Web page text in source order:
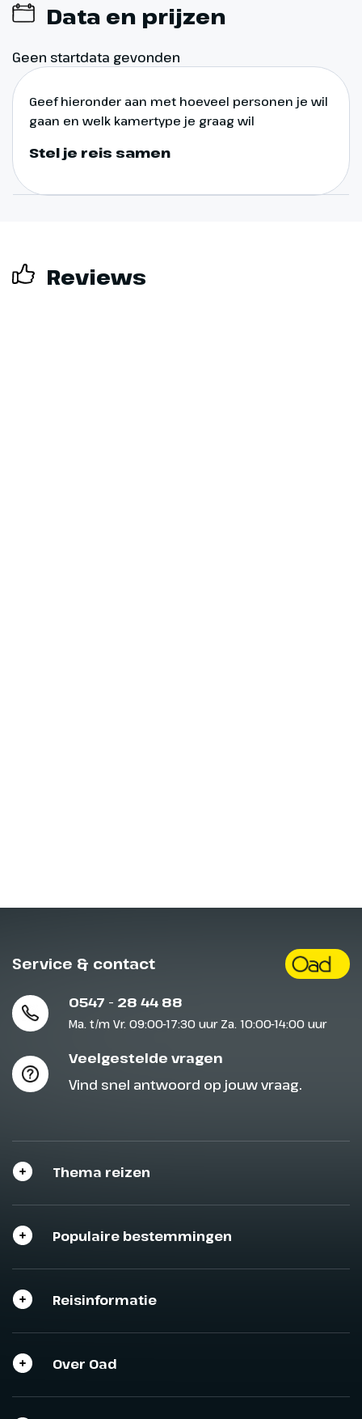
met de 1000 gezichten is helaas
alweer ten einde. Op eigen
gelegenheid ga je naar de
luchthaven voor de vlucht terug
naar Nederland.
Data en prijzen
Geen startdata gevonden
Geef hieronder aan met hoeveel personen je wil
gaan en welk kamertype je graag wil
Stel je reis samen
Reviews
Service & contact
0547 - 28 44 88
Ma. t/m Vr. 09:00-17:30 uur Za. 10:00-14:00 uur
Veelgestelde vragen
Vind snel antwoord op jouw vraag.
Thema reizen
Populaire bestemmingen
Reisinformatie
Over Oad